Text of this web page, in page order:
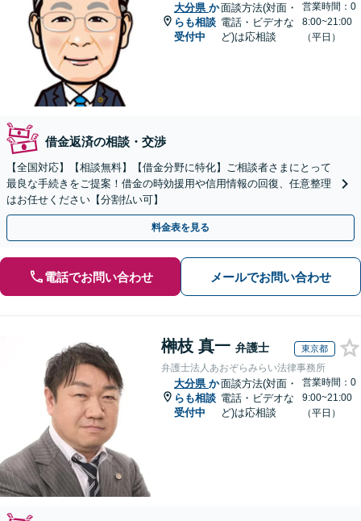
大分県 か
らも相談
受付中
面談方法(対面・
電話・ビデオな
ど)は応相談
営業時間：0
8:00~21:00
（平日）
借金返済の相談・交渉
【全国対応】【相談無料】【借金分野に特化】ご相談者さまにとって
最良な手続きをご提案！借金の時効援用や信用情報の回復、任意整理
はお任せください【分割払い可】
料金表を見る
電話でお問い合わせ メールでお問い合わせ
榊枝 真一 弁護士 東京都
弁護士法人あおぞらみらい法律事務所
大分県 か
らも相談
受付中
面談方法(対面・
電話・ビデオな
ど)は応相談
営業時間：0
9:00~21:00
（平日）